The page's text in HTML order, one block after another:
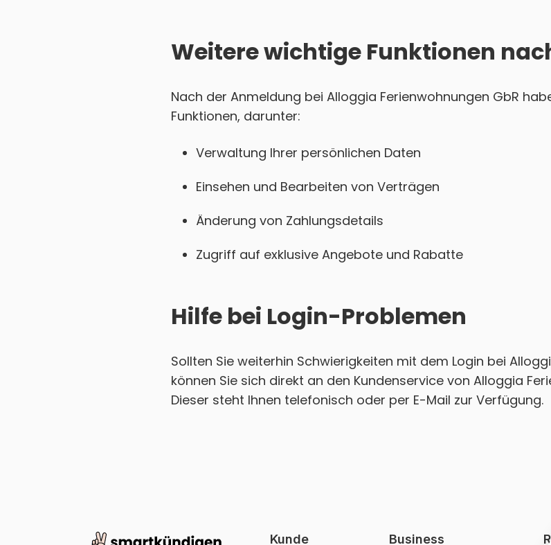
Weitere wichtige Funktionen
Nach der Anmeldung bei Alloggia Ferienwohnungen GbR
Funktionen, darunter:
Verwaltung Ihrer persönlichen Daten
Einsehen und Bearbeiten von Verträgen
Änderung von Zahlungsdetails
Zugriff auf exklusive Angebote und Rabatte
Hilfe bei Login-Problemen
Sollten Sie weiterhin Schwierigkeiten mit dem Login bei
können Sie sich direkt an den Kundenservice von Alloggia
Dieser steht Ihnen telefonisch oder per E-Mail zur Verfügung.
Kunde Business